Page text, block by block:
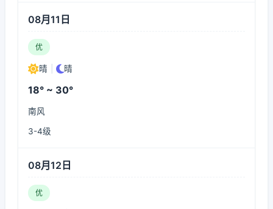
08月11日
优
晴 晴
18° ~ 30°
南风
3-4级
08月12日
优